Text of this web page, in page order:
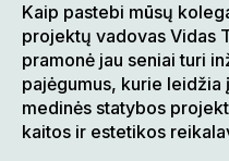
Kaip pastebi mūsų
projektų vadovas Vidas
pramonė jau seniai turi
pajėgumus, kurie
medinės statybos
kaitos ir estetikos